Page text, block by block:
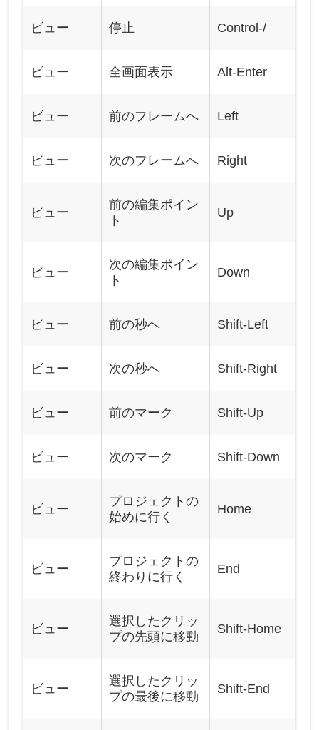
ビュー 停止 Control-/
ビュー 全画面表示 Alt-Enter
ビュー 前のフレームへ Left
ビュー 次のフレームへ Right
ビュー
前の編集ポイン
ト
Up
ビュー
次の編集ポイン
ト
Down
ビュー 前の秒へ Shift-Left
ビュー 次の秒へ Shift-Right
ビュー 前のマーク Shift-Up
ビュー 次のマーク Shift-Down
ビュー
プロジェクトの
始めに行く
Home
ビュー
プロジェクトの
終わりに行く
End
ビュー
選択したクリッ
プの先頭に移動
Shift-Home
ビュー
選択したクリッ
プの最後に移動
Shift-End